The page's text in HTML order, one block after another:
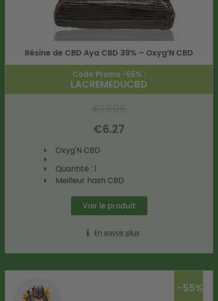
Résine de CBD Aya CBD 39% – Oxyg’N CBD
Code Promo -55% :
LACREMEDUCBD
€6.27
Oxyg'N CBD
Quantité : 1
Meilleur hash CBD
Voir le produit
En savoir plus
-55%